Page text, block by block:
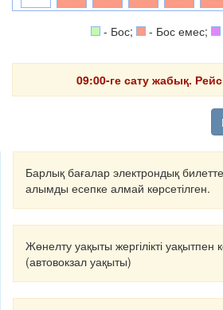
- Бос; - Бос емес;
09:00-ге сату жабық. Рейс
Барлық бағалар электрондық
алымды есепке алмай көрсетілген.
Жөнелту уақыты жергілікті уақытпен
(автовокзал уақыты)